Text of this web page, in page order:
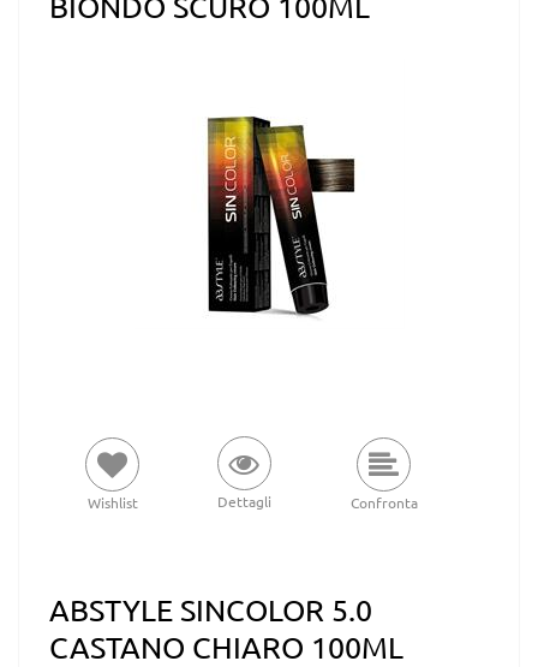
Wishlist Dettagli Confronta
ABSTYLE SINCOLOR 5.0
CASTANO CHIARO 100ML